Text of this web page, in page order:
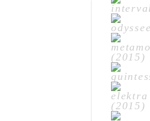
(2015)
elektra
(2015)